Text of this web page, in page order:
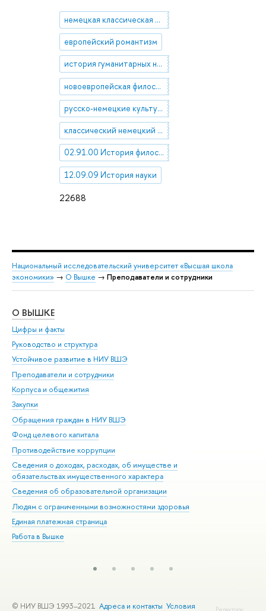
22688
немецкая классическая философия
европейский романтизм
история гуманитарных наук
новоевропейская философия
русско-немецкие культурные контакты
классический немецкий идеализм
02.91.00 История философии
12.09.09 История науки
Национальный исследовательский университет «Высшая школа
экономики» → О Вышке → Преподаватели и сотрудники
О ВЫШКЕ
Цифры и факты
Руководство и структура
Устойчивое развитие в НИУ ВШЭ
Преподаватели и сотрудники
Корпуса и общежития
Закупки
Обращения граждан в НИУ ВШЭ
Фонд целевого капитала
Противодействие коррупции
Сведения о доходах, расходах, об имуществе и
обязательствах имущественного характера
Сведения об образовательной организации
Людям с ограниченными возможностями здоровья
Единая платежная страница
Работа в Вышке
© НИУ ВШЭ 1993–2021 Адреса и контакты Условия